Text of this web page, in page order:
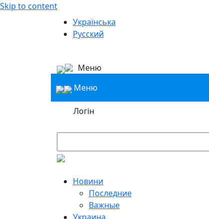
Skip to content
Українська
Русский
Меню
Меню
Логін
Новини
Последние
Важные